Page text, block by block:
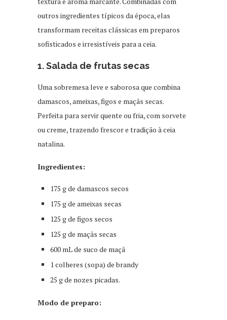
outros ingredientes típicos da época, elas
transformam receitas clássicas em preparos
sofisticados e irresistíveis para a ceia.
1. Salada de frutas secas
Uma sobremesa leve e saborosa que combina
damascos, ameixas, figos e maçãs secas.
Perfeita para servir quente ou fria, com sorvete
ou creme, trazendo frescor e tradição à ceia
natalina.
Ingredientes:
175 g de damascos secos
175 g de ameixas secas
125 g de figos secos
125 g de maçãs secas
600 mL de suco de maçã
1 colheres (sopa) de brandy
25 g de nozes picadas.
Modo de preparo: